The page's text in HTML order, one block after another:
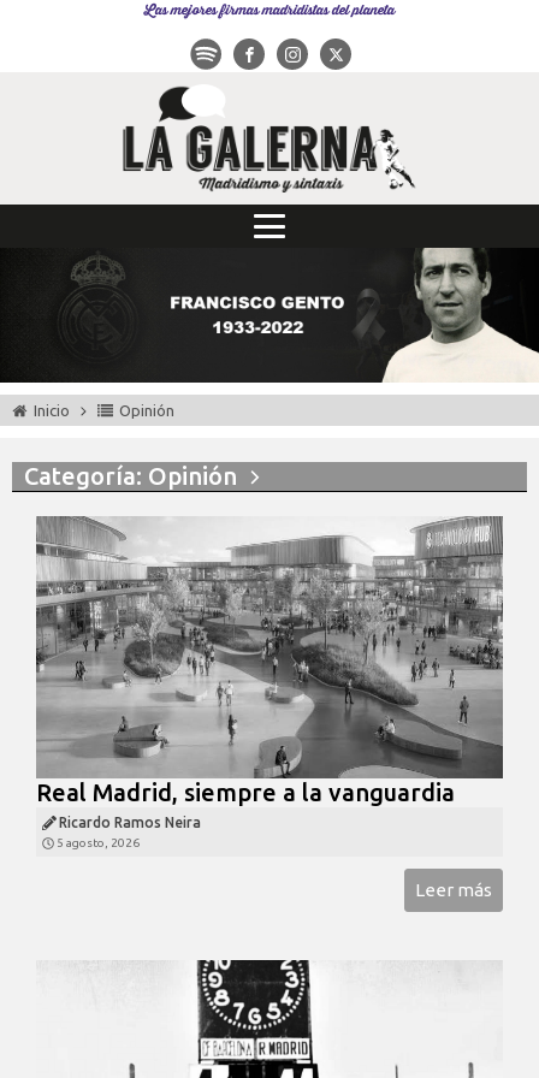
Las mejores firmas madridistas del planeta
Inicio Opinión
Categoría: Opinión
Real Madrid, siempre a la vanguardia
Ricardo Ramos Neira
5 agosto, 2026
Leer más